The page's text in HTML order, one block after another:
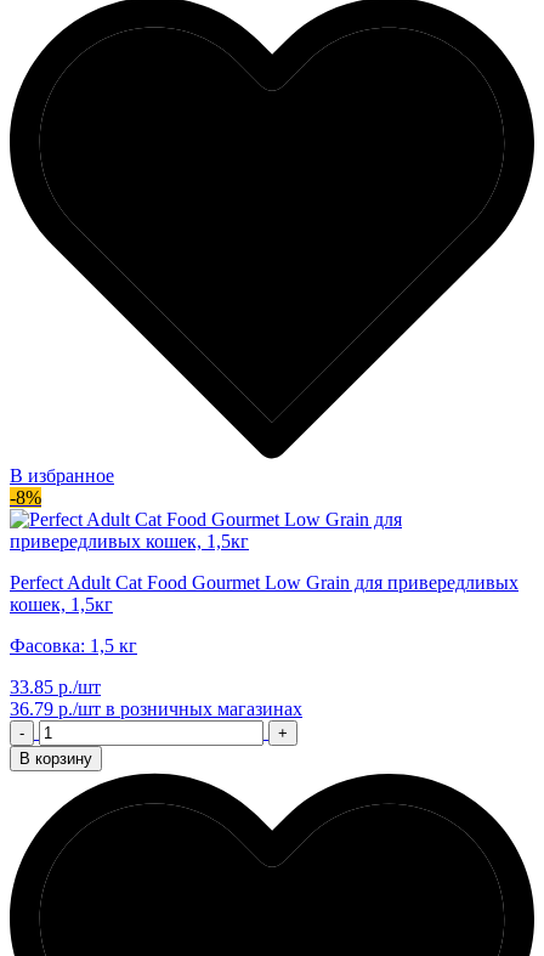
В избранное
-8%
Perfect Adult Cat Food Gourmet Low Grain для привередливых
кошек, 1,5кг
Фасовка: 1,5 кг
33.85 р./шт
36.79 р./шт в розничных магазинах
-
+
В корзину